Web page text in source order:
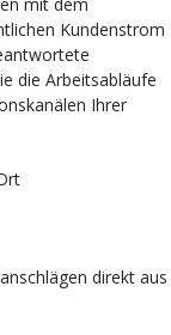
Kundenstrom
die Arbeitsabläufe
Ihrer
direkt aus